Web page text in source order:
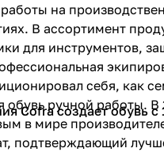
на
В ассортимент
для инструментов,
себя, как
обувь ручной работы. В
в мире
подтверждающий
Cofra создает обувь с